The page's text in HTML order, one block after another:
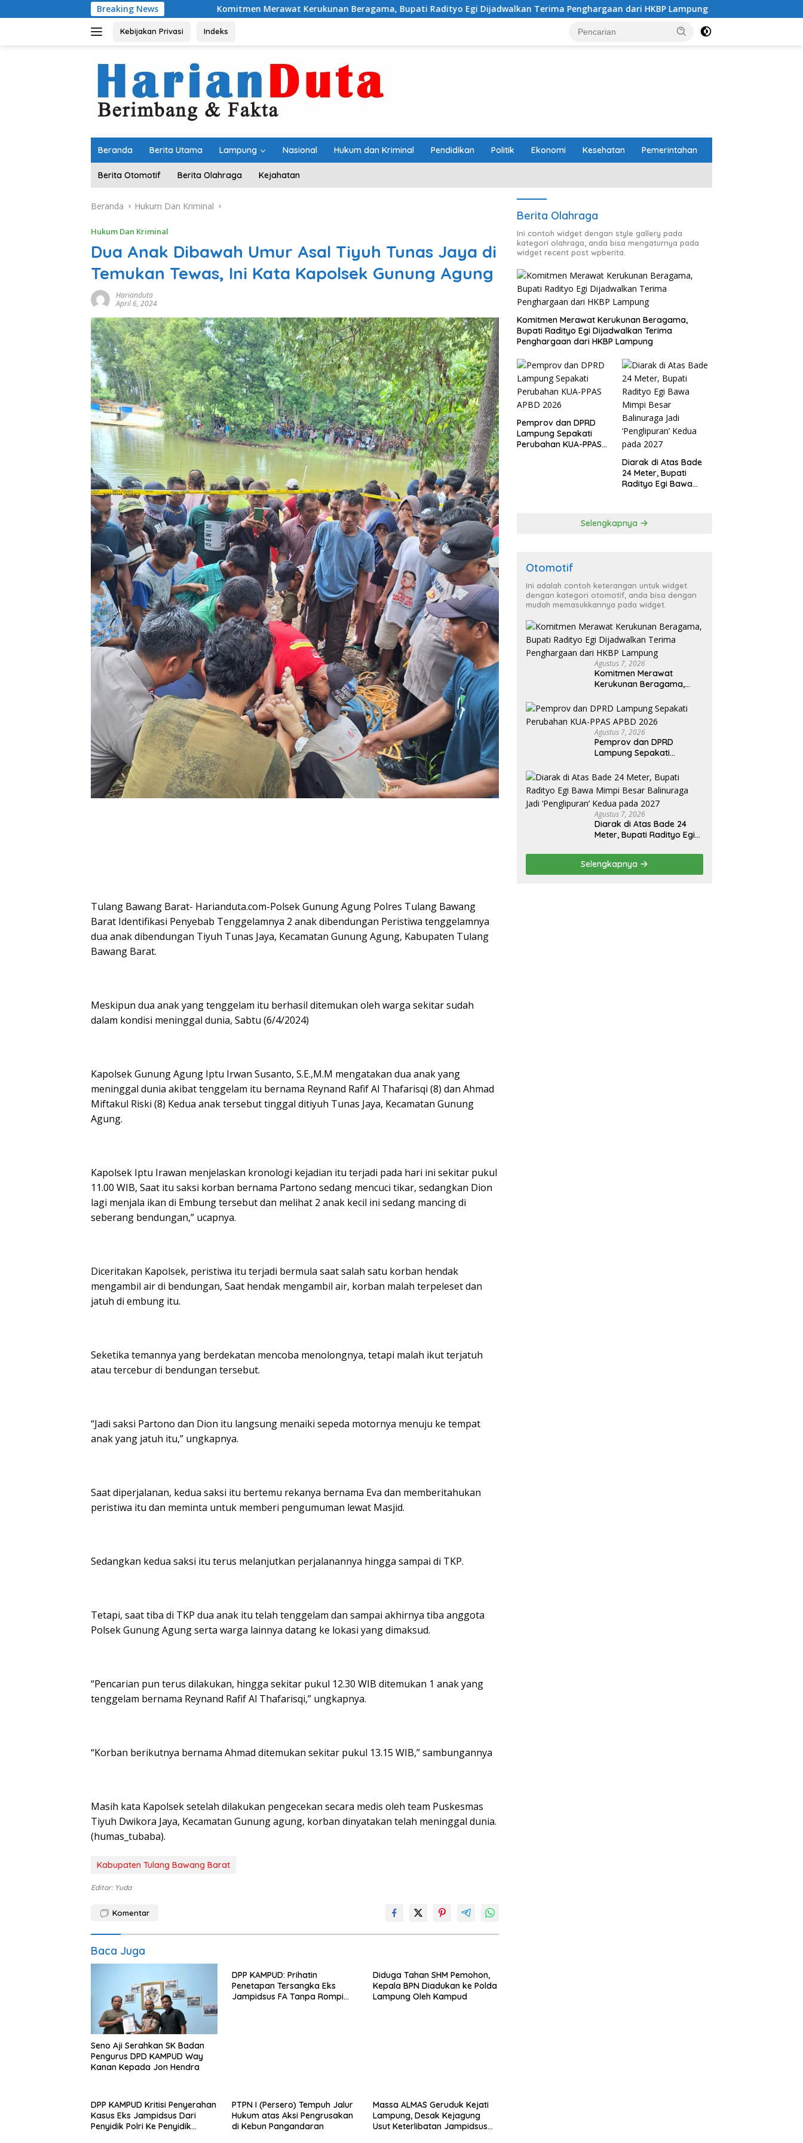
ke
Breaking News
Komitmen Merawat Kerukunan Beragama, Bupati Radityo Egi Dijadwalkan Terima Penghargaan dari HKBP Lampung Pemprov dan DPRD Lampung
Kebijakan Privasi Indeks
Beranda Berita Utama Lampung Nasional Hukum dan Kriminal Pendidikan Politik Ekonomi Kesehatan Pemerintahan
Berita Otomotif Berita Olahraga Kejahatan
Beranda Hukum Dan Kriminal
Hukum Dan Kriminal
Dua Anak Dibawah Umur Asal Tiyuh Tunas Jaya di
Temukan Tewas, Ini Kata Kapolsek Gunung Agung
Harianduta
April 6, 2024
Tulang Bawang Barat- Harianduta.com-Polsek Gunung Agung Polres Tulang Bawang
Barat Identifikasi Penyebab Tenggelamnya 2 anak dibendungan Peristiwa tenggelamnya
dua anak dibendungan Tiyuh Tunas Jaya, Kecamatan Gunung Agung, Kabupaten Tulang
Bawang Barat.
Meskipun dua anak yang tenggelam itu berhasil ditemukan oleh warga sekitar sudah
dalam kondisi meninggal dunia, Sabtu (6/4/2024)
Kapolsek Gunung Agung Iptu Irwan Susanto, S.E.,M.M mengatakan dua anak yang
meninggal dunia akibat tenggelam itu bernama Reynand Rafif Al Thafarisqi (8) dan Ahmad
Miftakul Riski (8) Kedua anak tersebut tinggal ditiyuh Tunas Jaya, Kecamatan Gunung
Agung.
Kapolsek Iptu Irawan menjelaskan kronologi kejadian itu terjadi pada hari ini sekitar pukul
11.00 WIB, Saat itu saksi korban bernama Partono sedang mencuci tikar, sedangkan Dion
lagi menjala ikan di Embung tersebut dan melihat 2 anak kecil ini sedang mancing di
seberang bendungan,” ucapnya.
Diceritakan Kapolsek, peristiwa itu terjadi bermula saat salah satu korban hendak
mengambil air di bendungan, Saat hendak mengambil air, korban malah terpeleset dan
jatuh di embung itu.
Seketika temannya yang berdekatan mencoba menolongnya, tetapi malah ikut terjatuh
atau tercebur di bendungan tersebut.
“Jadi saksi Partono dan Dion itu langsung menaiki sepeda motornya menuju ke tempat
anak yang jatuh itu,” ungkapnya.
Saat diperjalanan, kedua saksi itu bertemu rekanya bernama Eva dan memberitahukan
peristiwa itu dan meminta untuk memberi pengumuman lewat Masjid.
Sedangkan kedua saksi itu terus melanjutkan perjalanannya hingga sampai di TKP.
Tetapi, saat tiba di TKP dua anak itu telah tenggelam dan sampai akhirnya tiba anggota
Polsek Gunung Agung serta warga lainnya datang ke lokasi yang dimaksud.
“Pencarian pun terus dilakukan, hingga sekitar pukul 12.30 WIB ditemukan 1 anak yang
tenggelam bernama Reynand Rafif Al Thafarisqi,” ungkapnya.
“Korban berikutnya bernama Ahmad ditemukan sekitar pukul 13.15 WIB,” sambungannya
Masih kata Kapolsek setelah dilakukan pengecekan secara medis oleh team Puskesmas
Tiyuh Dwikora Jaya, Kecamatan Gunung agung, korban dinyatakan telah meninggal dunia.
(humas_tubaba).
Kabupaten Tulang Bawang Barat
Editor: Yuda
Komentar
Baca Juga
Seno Aji Serahkan SK Badan
Pengurus DPD KAMPUD Way
Kanan Kepada Jon Hendra
DPP KAMPUD: Prihatin
Penetapan Tersangka Eks
Jampidsus FA Tanpa Rompi
Diduga Tahan SHM Pemohon,
Kepala BPN Diadukan ke Polda
Lampung Oleh Kampud
DPP KAMPUD Kritisi Penyerahan
Kasus Eks Jampidsus Dari
Penyidik Polri Ke Penyidik
PTPN I (Persero) Tempuh Jalur
Hukum atas Aksi Pengrusakan
di Kebun Pangandaran
Massa ALMAS Geruduk Kejati
Lampung, Desak Kejagung
Usut Keterlibatan Jampidsus
Berita Olahraga
Ini contoh widget dengan style gallery pada
kategori olahraga, anda bisa mengaturnya pada
widget recent post wpberita.
Komitmen Merawat Kerukunan Beragama,
Bupati Radityo Egi Dijadwalkan Terima
Penghargaan dari HKBP Lampung
Pemprov dan DPRD
Lampung Sepakati
Perubahan KUA-PPAS
Diarak di Atas Bade
24 Meter, Bupati
Radityo Egi Bawa
pada 2027
Selengkapnya
Otomotif
Ini adalah contoh keterangan untuk widget
dengan kategori otomotif, anda bisa dengan
mudah memasukkannya pada widget.
Agustus 7, 2026
Komitmen Merawat
Kerukunan Beragama,
Dijadwalkan Terima
Penghargaan dari HKBP
Lampung
Agustus 7, 2026
Pemprov dan DPRD
Lampung Sepakati
APBD 2026
Agustus 7, 2026
Diarak di Atas Bade 24
Meter, Bupati Radityo Egi
Balinuraga Jadi
‘Penglipuran’ Kedua pada
2027
Selengkapnya